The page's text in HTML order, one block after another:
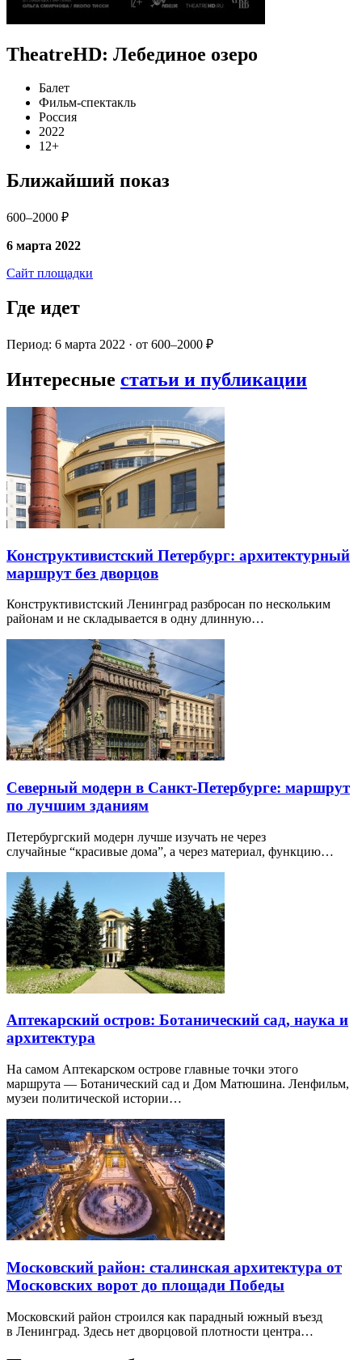
TheatreHD: Лебединое озеро
Балет
Фильм-спектакль
Россия
2022
12+
Ближайший показ
600–2000 ₽
6 марта 2022
Сайт площадки
Где идет
Период: 6 марта 2022 · от 600–2000 ₽
Интересные статьи и публикации
Конструктивистский Петербург: архитектурный
маршрут без дворцов
Конструктивистский Ленинград разбросан по нескольким
районам и не складывается в одну длинную…
Северный модерн в Санкт-Петербурге: маршрут
по лучшим зданиям
Петербургский модерн лучше изучать не через
случайные “красивые дома”, а через материал, функцию…
Аптекарский остров: Ботанический сад, наука и
архитектура
На самом Аптекарском острове главные точки этого
маршрута — Ботанический сад и Дом Матюшина. Ленфильм,
музеи политической истории…
Московский район: сталинская архитектура от
Московских ворот до площади Победы
Московский район строился как парадный южный въезд
в Ленинград. Здесь нет дворцовой плотности центра…